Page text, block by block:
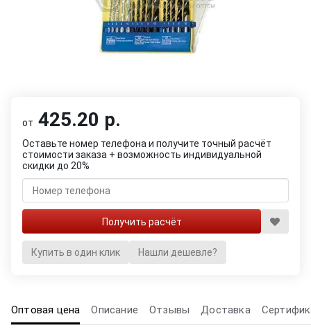
от 425.20 р.
Оставьте номер телефона и получите точный расчёт
стоимости заказа + возможность индивидуальной
скидки до 20%
Купить в один клик Нашли дешевле?
Оптовая цена Описание Отзывы Доставка